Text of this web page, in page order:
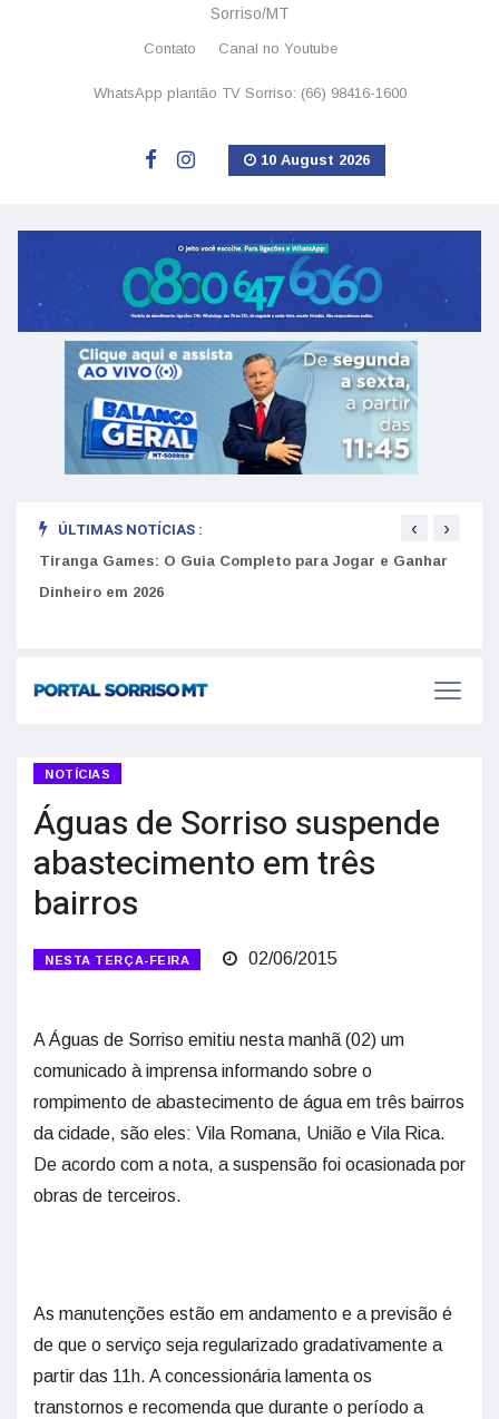
Sorriso/MT
Contato Canal no Youtube
WhatsApp plantão TV Sorriso: (66) 98416-1600
10 August 2026
ÚLTIMAS NOTÍCIAS :
Tiranga Games: O Guia Completo para Jogar e Ganhar
Dinheiro em 2026
‹ ›
NOTÍCIAS
Águas de Sorriso suspende
abastecimento em três
bairros
NESTA TERÇA-FEIRA 02/06/2015
A Águas de Sorriso emitiu nesta manhã (02) um
comunicado à imprensa informando sobre o
rompimento de abastecimento de água em três bairros
da cidade, são eles: Vila Romana, União e Vila Rica.
De acordo com a nota, a suspensão foi ocasionada por
obras de terceiros.
As manutenções estão em andamento e a previsão é
de que o serviço seja regularizado gradativamente a
partir das 11h. A concessionária lamenta os
transtornos e recomenda que durante o período a